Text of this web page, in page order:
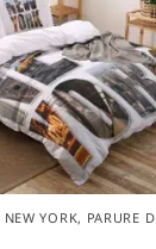
YORK, PARURE